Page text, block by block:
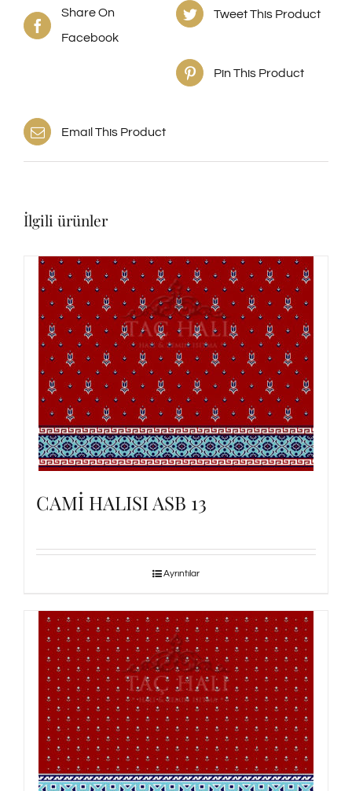
Share On
Facebook
Tweet This Product
Pin This Product
Email This Product
İlgili ürünler
CAMİ HALISI ASB 13
Ayrıntılar